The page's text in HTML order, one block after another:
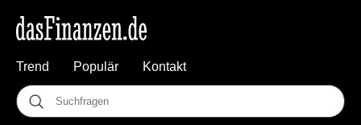
Trend Populär Kontakt